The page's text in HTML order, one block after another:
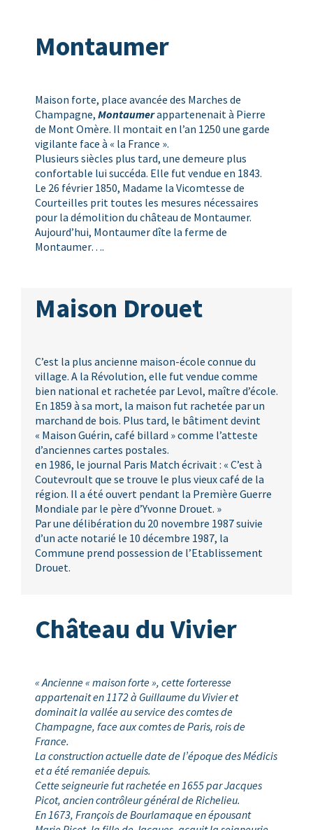
Montaumer
Maison forte, place avancée des Marches de
Champagne, Montaumerappartenenait à Pierre
de Mont Omère. Il montait en l’an 1250 une garde
vigilante face à « la France ».
Plusieurs siècles plus tard, une demeure plus
confortable lui succéda. Elle fut vendue en 1843.
Le 26 février 1850, Madame la Vicomtesse de
Courteilles prit toutes les mesures nécessaires
pour la démolition du château de Montaumer.
Aujourd’hui, Montaumer dîte la ferme de
Montaumer….
Maison Drouet
C’est la plus ancienne maison-école connue du
village. A la Révolution, elle fut vendue comme
bien national et rachetée par Levol, maître d’école.
En 1859 à sa mort, la maison fut rachetée par un
marchand de bois. Plus tard, le bâtiment devint
« Maison Guérin, café billard » comme l’atteste
d’anciennes cartes postales.
en 1986, le journal Paris Match écrivait : « C’est à
Coutevroult que se trouve le plus vieux café de la
région. Il a été ouvert pendant la Première Guerre
Mondiale par le père d’Yvonne Drouet. »
Par une délibération du 20 novembre 1987 suivie
d’un acte notarié le 10 décembre 1987, la
Commune prend possession de l’Etablissement
Drouet.
Château du Vivier
« Ancienne « maison forte », cette forteresse
appartenait en 1172 à Guillaume du Vivier et
dominait la vallée au service des comtes de
Champagne, face aux comtes de Paris, rois de
France.
La construction actuelle date de l’époque des Médicis
et a été remaniée depuis.
Cette seigneurie fut rachetée en 1655 par Jacques
Picot, ancien contrôleur général de Richelieu.
En 1673, François de Bourlamaque en épousant